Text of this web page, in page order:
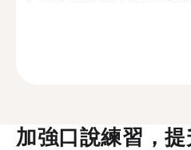
加強口說練習，